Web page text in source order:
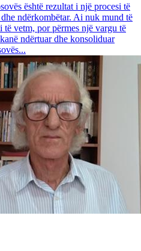
është rezultat i një procesi të
ndërkombëtar. Ai nuk mund të
të vetm, por përmes një vargu të
ndërtuar dhe konsoliduar